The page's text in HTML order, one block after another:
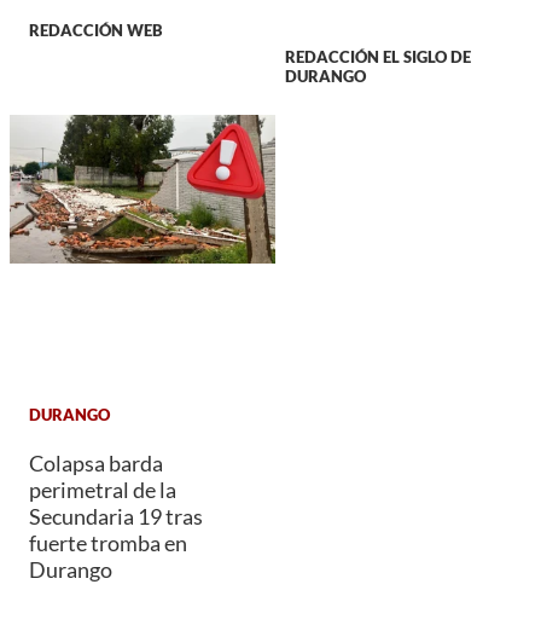
REDACCIÓN WEB
REDACCIÓN EL SIGLO DE
DURANGO
DURANGO
Colapsa barda
perimetral de la
Secundaria 19 tras
fuerte tromba en
Durango